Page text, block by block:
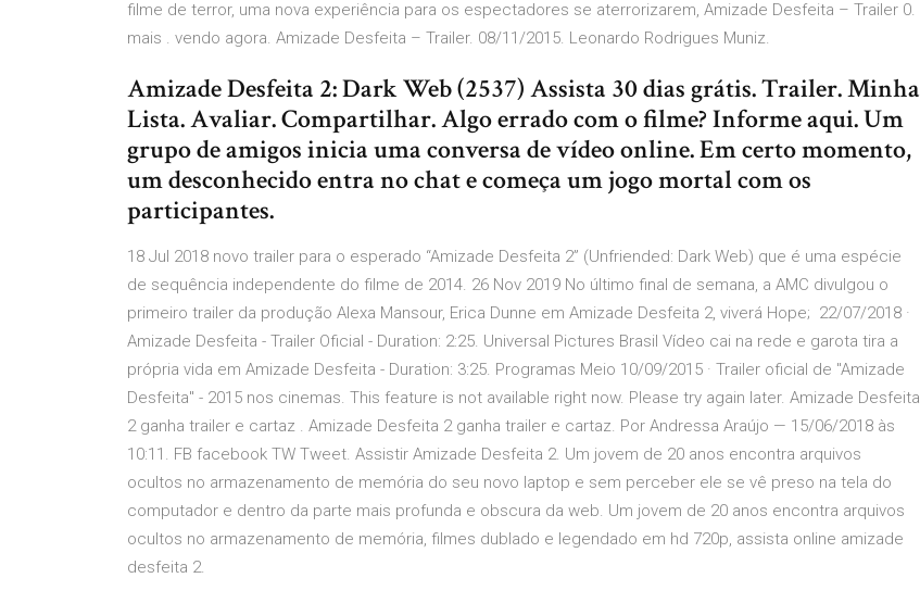
filme de terror, uma nova experiência para os espectadores se aterrorizarem, Amizade Desfeita – Trailer 0.
mais . vendo agora. Amizade Desfeita – Trailer. 08/11/2015. Leonardo Rodrigues Muniz.
Amizade Desfeita 2: Dark Web (2537) Assista 30 dias grátis. Trailer. Minha
Lista. Avaliar. Compartilhar. Algo errado com o filme? Informe aqui. Um
grupo de amigos inicia uma conversa de vídeo online. Em certo momento,
um desconhecido entra no chat e começa um jogo mortal com os
participantes.
18 Jul 2018 novo trailer para o esperado “Amizade Desfeita 2” (Unfriended: Dark Web) que é uma espécie
de sequência independente do filme de 2014. 26 Nov 2019 No último final de semana, a AMC divulgou o
primeiro trailer da produção Alexa Mansour, Erica Dunne em Amizade Desfeita 2, viverá Hope; 22/07/2018 ·
Amizade Desfeita - Trailer Oficial - Duration: 2:25. Universal Pictures Brasil Vídeo cai na rede e garota tira a
própria vida em Amizade Desfeita - Duration: 3:25. Programas Meio 10/09/2015 · Trailer oficial de "Amizade
Desfeita" - 2015 nos cinemas. This feature is not available right now. Please try again later. Amizade Desfeita
2 ganha trailer e cartaz . Amizade Desfeita 2 ganha trailer e cartaz. Por Andressa Araújo — 15/06/2018 às
10:11. FB facebook TW Tweet. Assistir Amizade Desfeita 2. Um jovem de 20 anos encontra arquivos
ocultos no armazenamento de memória do seu novo laptop e sem perceber ele se vê preso na tela do
computador e dentro da parte mais profunda e obscura da web. Um jovem de 20 anos encontra arquivos
ocultos no armazenamento de memória, filmes dublado e legendado em hd 720p, assista online amizade
desfeita 2.